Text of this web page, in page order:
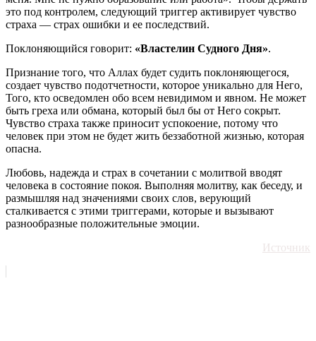
это под контролем, следующий триггер активирует чувство
страха — страх ошибки и ее последствий.
Поклоняющийся говорит: «Властелин Судного Дня».
Признание того, что Аллах будет судить поклоняющегося,
создает чувство подотчетности, которое уникально для Него,
Того, кто осведомлен обо всем невидимом и явном. Не может
быть греха или обмана, который был бы от Него сокрыт.
Чувство страха также приносит успокоение, потому что
человек при этом не будет жить беззаботной жизнью, которая
опасна.
Любовь, надежда и страх в сочетании с молитвой вводят
человека в состояние покоя. Выполняя молитву, как беседу, и
размышляя над значениями своих слов, верующий
сталкивается с этими триггерами, которые и вызывают
разнообразные положительные эмоции.
Источник